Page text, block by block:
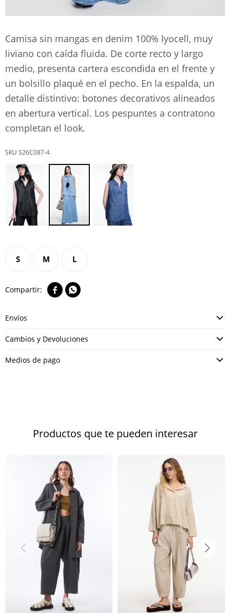
Camisa sin mangas en denim 100% lyocell, muy
liviano con caída fluida. De corte recto y largo
medio, presenta cartera escondida en el frente y
un bolsillo plaqué en el pecho. En la espalda, un
detalle distintivo: botones decorativos alineados
en abertura vertical. Los pespuntes a contratono
completan el look.
S26C087-4
S M L
 
Envíos
Cambios y Devoluciones
Medios de pago
Productos que te pueden interesar